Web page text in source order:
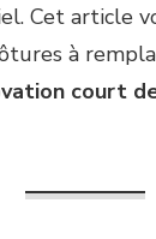
Cet article
à
court